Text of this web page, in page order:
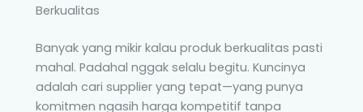
Berkualitas
Banyak yang mikir kalau produk berkualitas pasti
mahal. Padahal nggak selalu begitu. Kuncinya
adalah cari supplier yang tepat—yang punya
komitmen ngasih harga kompetitif tanpa